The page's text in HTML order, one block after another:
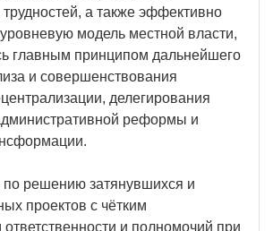
трудностей, а также эффективно
модель местной власти,
главным принципом дальнейшего
и совершенствования
делегирования
реформы и
по решению затянувшихся и
проектов с чётким
и полномочий при